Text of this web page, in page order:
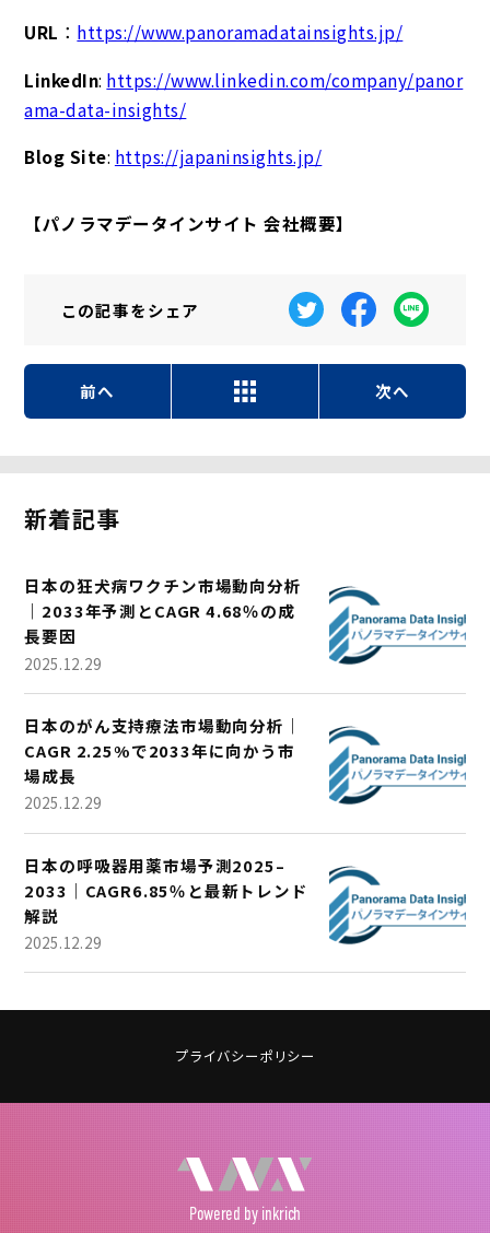
URL ： https://www.panoramadatainsights.jp/
LinkedIn: https://www.linkedin.com/company/panor
ama-data-insights/
Blog Site: https://japaninsights.jp/
【パノラマデータインサイト 会社概要】
この記事をシェア
前へ 次へ
新着記事
日本の狂犬病ワクチン市場動向分析
｜2033年予測とCAGR 4.68％の成
長要因
2025.12.29
日本のがん支持療法市場動向分析｜
CAGR 2.25%で2033年に向かう市
場成長
2025.12.29
日本の呼吸器用薬市場予測2025–
2033｜CAGR6.85％と最新トレンド
解説
2025.12.29
プライバシーポリシー
Powered by inkrich